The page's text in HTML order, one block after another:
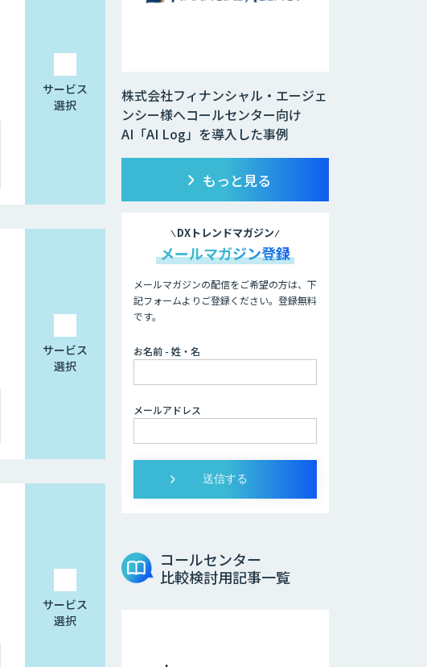
サービス
選択
サービス
選択
サービス
選択
株式会社フィナンシャル・エージェ
ンシー様へコールセンター向け
AI「AI Log」を導入した事例
もっと見る
DXトレンドマガジン
メールマガジン登録
メールマガジンの配信をご希望の方は、下
記フォームよりご登録ください。登録無料
です。
お名前 - 姓・名
メールアドレス
コールセンター
比較検討用記事一覧